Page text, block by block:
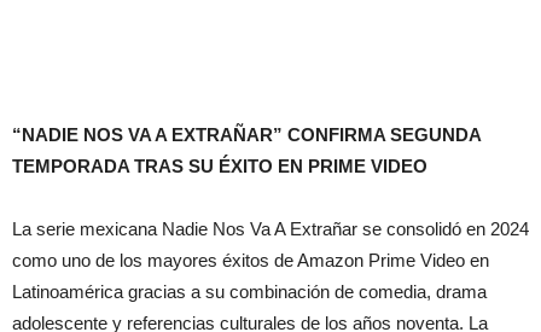
“NADIE NOS VA A EXTRAÑAR” CONFIRMA SEGUNDA
TEMPORADA TRAS SU ÉXITO EN PRIME VIDEO
La serie mexicana Nadie Nos Va A Extrañar se consolidó en 2024
como uno de los mayores éxitos de Amazon Prime Video en
Latinoamérica gracias a su combinación de comedia, drama
adolescente y referencias culturales de los años noventa. La